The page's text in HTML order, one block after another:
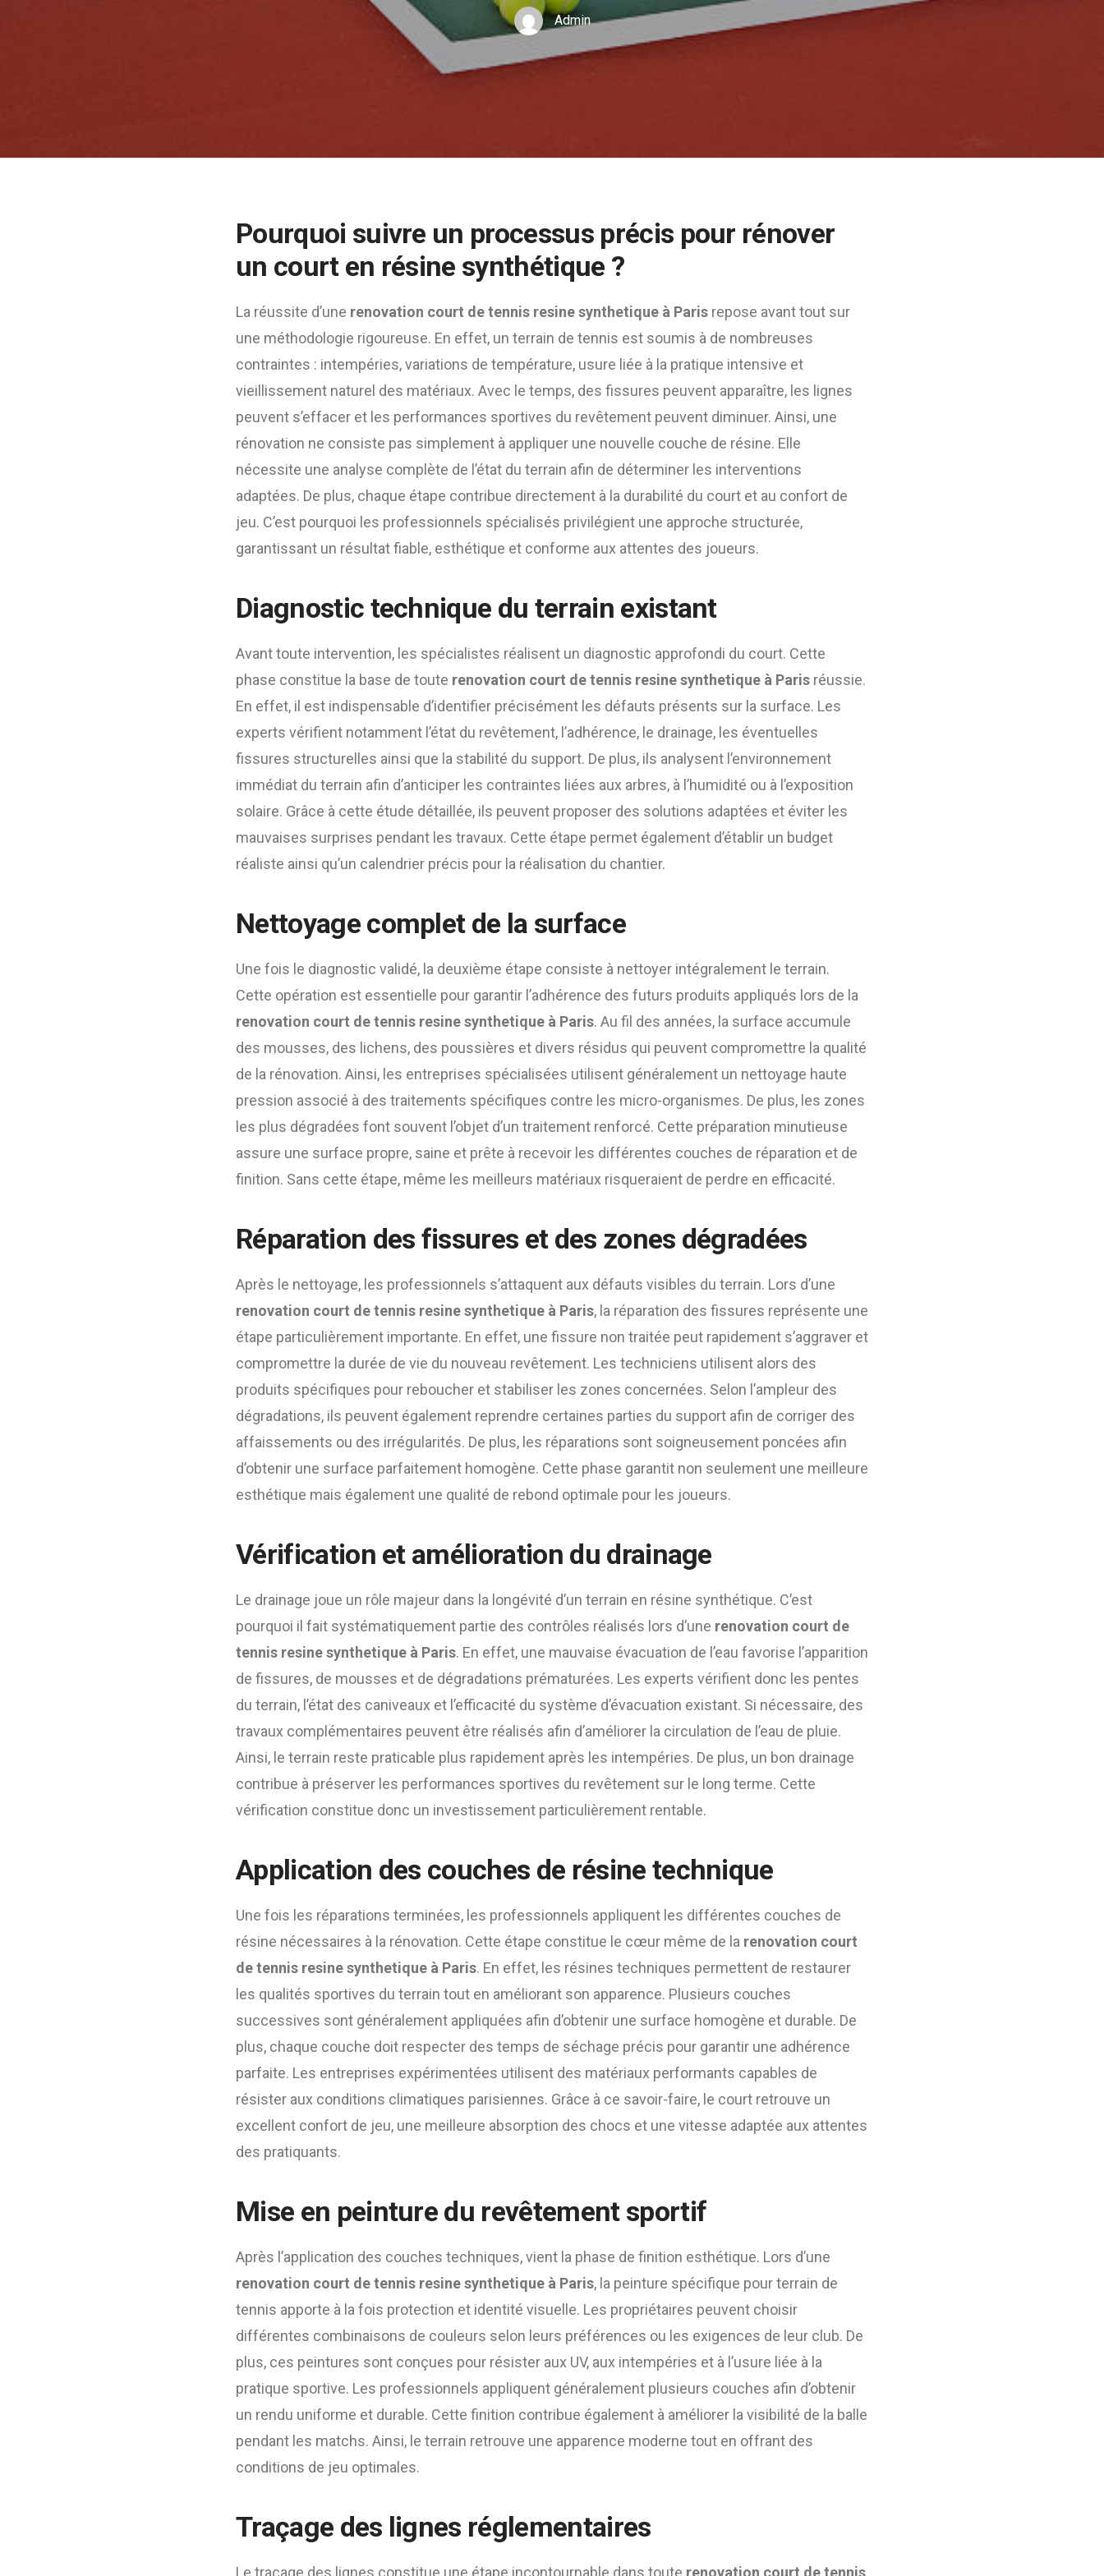
Admin
Pourquoi suivre un processus précis pour rénover
un court en résine synthétique ?
La réussite d’une renovation court de tennis resine synthetique à Paris repose avant tout sur
une méthodologie rigoureuse. En effet, un terrain de tennis est soumis à de nombreuses
contraintes : intempéries, variations de température, usure liée à la pratique intensive et
vieillissement naturel des matériaux. Avec le temps, des fissures peuvent apparaître, les lignes
peuvent s’effacer et les performances sportives du revêtement peuvent diminuer. Ainsi, une
rénovation ne consiste pas simplement à appliquer une nouvelle couche de résine. Elle
nécessite une analyse complète de l’état du terrain afin de déterminer les interventions
adaptées. De plus, chaque étape contribue directement à la durabilité du court et au confort de
jeu. C’est pourquoi les professionnels spécialisés privilégient une approche structurée,
garantissant un résultat fiable, esthétique et conforme aux attentes des joueurs.
Diagnostic technique du terrain existant
Avant toute intervention, les spécialistes réalisent un diagnostic approfondi du court. Cette
phase constitue la base de toute renovation court de tennis resine synthetique à Paris réussie.
En effet, il est indispensable d’identifier précisément les défauts présents sur la surface. Les
experts vérifient notamment l’état du revêtement, l’adhérence, le drainage, les éventuelles
fissures structurelles ainsi que la stabilité du support. De plus, ils analysent l’environnement
immédiat du terrain afin d’anticiper les contraintes liées aux arbres, à l’humidité ou à l’exposition
solaire. Grâce à cette étude détaillée, ils peuvent proposer des solutions adaptées et éviter les
mauvaises surprises pendant les travaux. Cette étape permet également d’établir un budget
réaliste ainsi qu’un calendrier précis pour la réalisation du chantier.
Nettoyage complet de la surface
Une fois le diagnostic validé, la deuxième étape consiste à nettoyer intégralement le terrain.
Cette opération est essentielle pour garantir l’adhérence des futurs produits appliqués lors de la
renovation court de tennis resine synthetique à Paris. Au fil des années, la surface accumule
des mousses, des lichens, des poussières et divers résidus qui peuvent compromettre la qualité
de la rénovation. Ainsi, les entreprises spécialisées utilisent généralement un nettoyage haute
pression associé à des traitements spécifiques contre les micro-organismes. De plus, les zones
les plus dégradées font souvent l’objet d’un traitement renforcé. Cette préparation minutieuse
assure une surface propre, saine et prête à recevoir les différentes couches de réparation et de
finition. Sans cette étape, même les meilleurs matériaux risqueraient de perdre en efficacité.
Réparation des fissures et des zones dégradées
Après le nettoyage, les professionnels s’attaquent aux défauts visibles du terrain. Lors d’une
renovation court de tennis resine synthetique à Paris, la réparation des fissures représente une
étape particulièrement importante. En effet, une fissure non traitée peut rapidement s’aggraver et
compromettre la durée de vie du nouveau revêtement. Les techniciens utilisent alors des
produits spécifiques pour reboucher et stabiliser les zones concernées. Selon l’ampleur des
dégradations, ils peuvent également reprendre certaines parties du support afin de corriger des
affaissements ou des irrégularités. De plus, les réparations sont soigneusement poncées afin
d’obtenir une surface parfaitement homogène. Cette phase garantit non seulement une meilleure
esthétique mais également une qualité de rebond optimale pour les joueurs.
Vérification et amélioration du drainage
Le drainage joue un rôle majeur dans la longévité d’un terrain en résine synthétique. C’est
pourquoi il fait systématiquement partie des contrôles réalisés lors d’une renovation court de
tennis resine synthetique à Paris. En effet, une mauvaise évacuation de l’eau favorise l’apparition
de fissures, de mousses et de dégradations prématurées. Les experts vérifient donc les pentes
du terrain, l’état des caniveaux et l’efficacité du système d’évacuation existant. Si nécessaire, des
travaux complémentaires peuvent être réalisés afin d’améliorer la circulation de l’eau de pluie.
Ainsi, le terrain reste praticable plus rapidement après les intempéries. De plus, un bon drainage
contribue à préserver les performances sportives du revêtement sur le long terme. Cette
vérification constitue donc un investissement particulièrement rentable.
Application des couches de résine technique
Une fois les réparations terminées, les professionnels appliquent les différentes couches de
résine nécessaires à la rénovation. Cette étape constitue le cœur même de la renovation court
de tennis resine synthetique à Paris. En effet, les résines techniques permettent de restaurer
les qualités sportives du terrain tout en améliorant son apparence. Plusieurs couches
successives sont généralement appliquées afin d’obtenir une surface homogène et durable. De
plus, chaque couche doit respecter des temps de séchage précis pour garantir une adhérence
parfaite. Les entreprises expérimentées utilisent des matériaux performants capables de
résister aux conditions climatiques parisiennes. Grâce à ce savoir-faire, le court retrouve un
excellent confort de jeu, une meilleure absorption des chocs et une vitesse adaptée aux attentes
des pratiquants.
Mise en peinture du revêtement sportif
Après l’application des couches techniques, vient la phase de finition esthétique. Lors d’une
renovation court de tennis resine synthetique à Paris, la peinture spécifique pour terrain de
tennis apporte à la fois protection et identité visuelle. Les propriétaires peuvent choisir
différentes combinaisons de couleurs selon leurs préférences ou les exigences de leur club. De
plus, ces peintures sont conçues pour résister aux UV, aux intempéries et à l’usure liée à la
pratique sportive. Les professionnels appliquent généralement plusieurs couches afin d’obtenir
un rendu uniforme et durable. Cette finition contribue également à améliorer la visibilité de la balle
pendant les matchs. Ainsi, le terrain retrouve une apparence moderne tout en offrant des
conditions de jeu optimales.
Traçage des lignes réglementaires
Le traçage des lignes constitue une étape incontournable dans toute renovation court de tennis